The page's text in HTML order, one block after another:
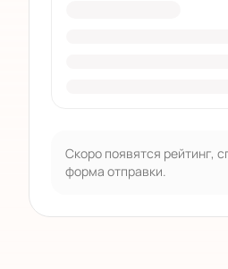
Скоро появятся рейтинг,
форма отправки.